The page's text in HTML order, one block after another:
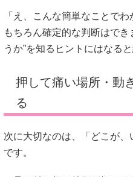
「え、こんな簡単なことでわ
もちろん確定的な判断はで
うか”を知るヒントにはなる
押して痛い場所・動
る
次に大切なのは、「どこが
です。